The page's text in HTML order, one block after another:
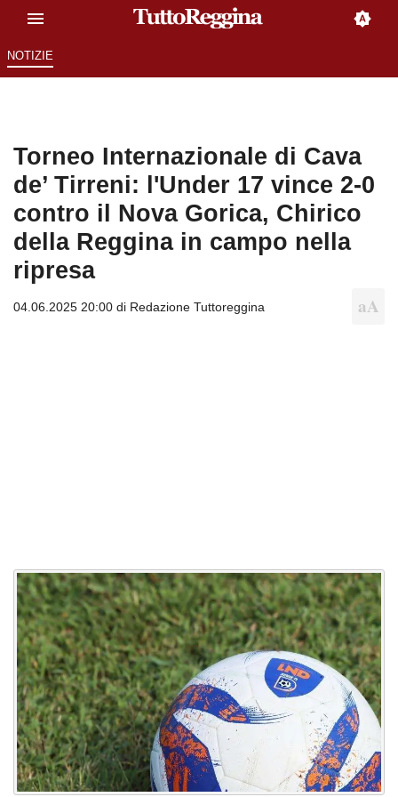
NOTIZIE
Torneo Internazionale di Cava
de’ Tirreni: l'Under 17 vince 2-0
contro il Nova Gorica, Chirico
della Reggina in campo nella
ripresa
04.06.2025 20:00 di Redazione Tuttoreggina